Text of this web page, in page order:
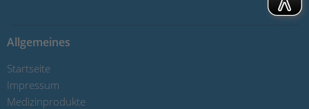
Allgemeines
Startseite
Impressum
Medizinprodukte